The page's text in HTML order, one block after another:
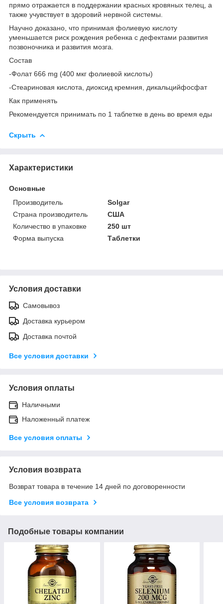
прямо отражается в поддержании красных кровяных телец, а
также учувствует в здоровий нервной системы.
Научно доказано, что принимая фолиевую кислоту
уменьшается риск рождения ребенка с дефектами развития
позвоночника и развития мозга.
Состав
-Фолат 666 mg (400 мкг фолиевой кислоты)
-Стеариновая кислота, диоксид кремния, дикальцийфосфат
Как применять
Рекомендуется принимать по 1 таблетке в день во время еды
Скрыть
Характеристики
Основные
Производитель
Solgar
Страна производитель
США
Количество в упаковке
250 шт
Форма выпуска
Таблетки
Условия доставки
Самовывоз
Доставка курьером
Доставка почтой
Все условия доставки
Условия оплаты
Наличными
Наложенный платеж
Все условия оплаты
Условия возврата
Возврат товара в течение 14 дней по договоренности
Все условия возврата
Подобные товары компании